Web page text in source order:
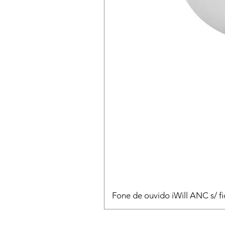
Fone de ouvido iWill ANC s/